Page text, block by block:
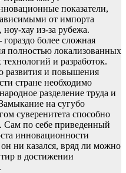
показатели,
от импорта
хау из-за рубежа.
более сложная
полностью локализованных
и разработок.
развития и повышения
стране необходимо
разделение труда и
на сугубо
суверенитета способно
Сам по себе приведенный
инновационности
ни казался, вряд ли можно
в достижении